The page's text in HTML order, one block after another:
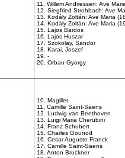
11. Willem Andriessen: Ave
12. Siegfried Strohbach: Ave
13. Kodály Zoltán: Ave Maria
14. Kodály Zoltán: Ave Maria
15. Lajos Bardos
16. Lajos Huszar
17. Szokolay, Sandor
18. Karai, Joszef
19. -
20. Orban Gyorgy
10. Magiller
11. Camille Saint-Saens
12. Ludwig van Beethoven
13. Luigi Maria Cherubini
14. Franz Schubert
15. Charles Gounod
16. Cesar Auguste Franck
17. Camille Saint-Saens
18. Anton Bruckner